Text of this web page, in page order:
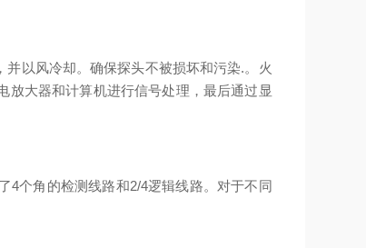
以风冷却。确保探头不被损坏和污染.。火
放大器和计算机进行信号处理，最后通过显
4个角的检测线路和2/4逻辑线路。对于不同